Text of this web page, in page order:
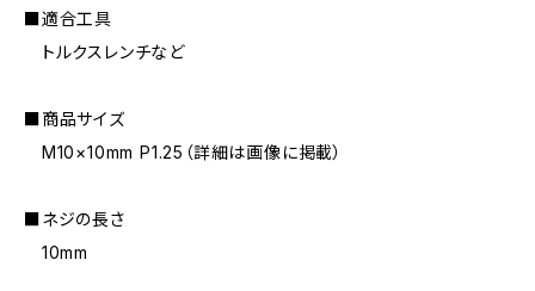
■適合工具
トルクスレンチなど
■商品サイズ
M10×10mm P1.25（詳細は画像に掲載）
■ネジの長さ
10mm